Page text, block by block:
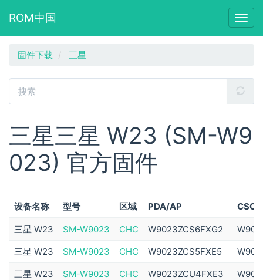
ROM中国
固件下载 三星
三星三星 W23 (SM-W9
023) 官方固件
设备名称 型号 区域 PDA/AP CSC
三星 W23 SM-W9023 CHC W9023ZCS6FXG2
三星 W23
SM-W9023 CHC W9023ZCS5FXE5
三星 W23
SM-W9023 CHC W9023ZCU4FXE3